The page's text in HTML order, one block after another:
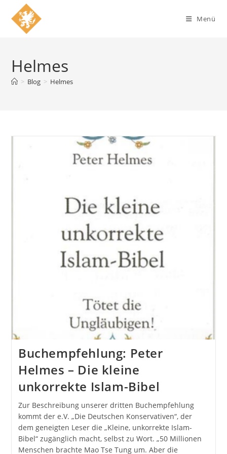
Inhalt
springen
Menü
Helmes
> Blog > Helmes
Buchempfehlung: Peter
Helmes – Die kleine
unkorrekte Islam-Bibel
Zur Beschreibung unserer dritten Buchempfehlung
kommt der e.V. „Die Deutschen Konservativen“, der
dem geneigten Leser die „Kleine, unkorrekte Islam-
Bibel“ zugänglich macht, selbst zu Wort. „50 Millionen
Menschen brachte Mao Tse Tung um. Aber die